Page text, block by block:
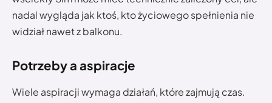
nadal wygląda jak ktoś, kto życiowego spełnienia nie
widział nawet z balkonu.
Potrzeby a aspiracje
Wiele aspiracji wymaga działań, które zajmują czas.